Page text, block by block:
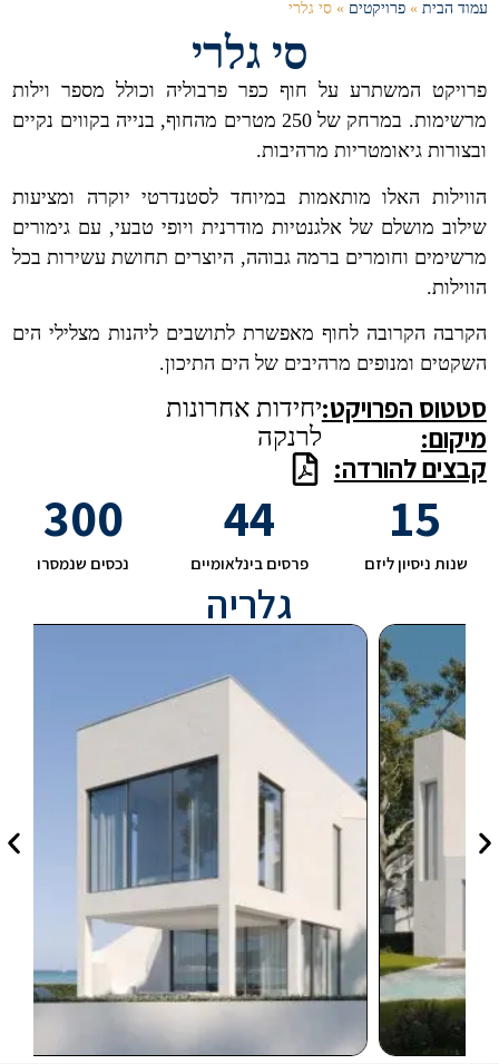
עמוד הבית»פרויקטים»סי גלרי
סי גלרי
פרויקט המשתרע על חוף כפר פרבוליה וכולל מספר וילות
מרשימות. במרחק של 250 מטרים מהחוף, בנייה בקווים נקיים
ובצורות גיאומטריות מרהיבות.
הווילות האלו מותאמות במיוחד לסטנדרטי יוקרה ומציעות
שילוב מושלם של אלגנטיות מודרנית ויופי טבעי, עם גימורים
מרשימים וחומרים ברמה גבוהה, היוצרים תחושת עשירות בכל
הווילות.
הקרבה הקרובה לחוף מאפשרת לתושבים ליהנות מצלילי הים
השקטים ומנופים מרהיבים של הים התיכון.
סטטוס הפרויקט:
מיקום:
קבצים להורדה:
יחידות אחרונות
לרנקה
שנות ניסיון ליזם
15
פרסים בינלאומיים
44
נכסים שנמסרו
300
גלריה